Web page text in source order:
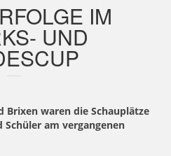
IM
UND
Brixen waren die Schauplätze
am vergangenen